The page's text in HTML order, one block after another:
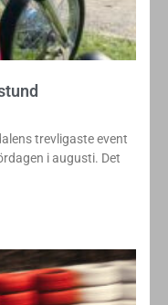
trevligaste event
i augusti. Det